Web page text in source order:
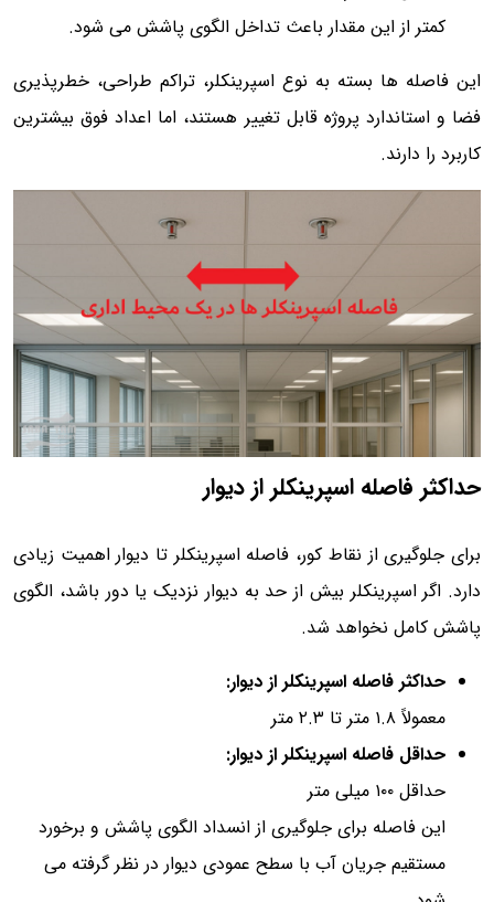
کمتر از این مقدار باعث تداخل الگوی پاشش می شود.
این فاصله ها بسته به نوع اسپرینکلر، تراکم طراحی، خطرپذیری
فضا و استاندارد پروژه قابل تغییر هستند، اما اعداد فوق بیشترین
کاربرد را دارند.
حداکثر فاصله اسپرینکلر از دیوار
برای جلوگیری از نقاط کور، فاصله اسپرینکلر تا دیوار اهمیت زیادی
دارد. اگر اسپرینکلر بیش از حد به دیوار نزدیک یا دور باشد، الگوی
پاشش کامل نخواهد شد.
حداکثر فاصله اسپرینکلر از دیوار:
معمولاً ۱.۸ متر تا ۲.۳ متر
حداقل فاصله اسپرینکلر از دیوار:
حداقل ۱۰۰ میلی متر
این فاصله برای جلوگیری از انسداد الگوی پاشش و برخورد
مستقیم جریان آب با سطح عمودی دیوار در نظر گرفته می